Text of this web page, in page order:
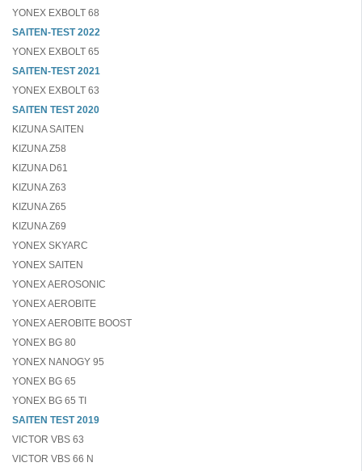
YONEX EXBOLT 68
SAITEN-TEST 2022
YONEX EXBOLT 65
SAITEN-TEST 2021
YONEX EXBOLT 63
SAITEN TEST 2020
KIZUNA SAITEN
KIZUNA Z58
KIZUNA D61
KIZUNA Z63
KIZUNA Z65
KIZUNA Z69
YONEX SKYARC
YONEX SAITEN
YONEX AEROSONIC
YONEX AEROBITE
YONEX AEROBITE BOOST
YONEX BG 80
YONEX NANOGY 95
YONEX BG 65
YONEX BG 65 TI
SAITEN TEST 2019
VICTOR VBS 63
VICTOR VBS 66 N